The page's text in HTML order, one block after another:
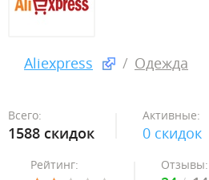
Aliexpress Одежда
Всего:
1588 скидок
Активные:
0 скидок
Рейтинг: Отзывы: